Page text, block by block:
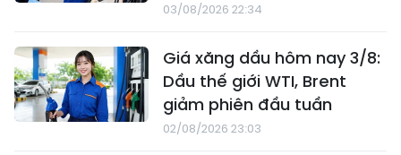
03/08/2026 22:34
Giá xăng dầu hôm nay 3/8:
Dầu thế giới WTI, Brent
giảm phiên đầu tuần
02/08/2026 23:03